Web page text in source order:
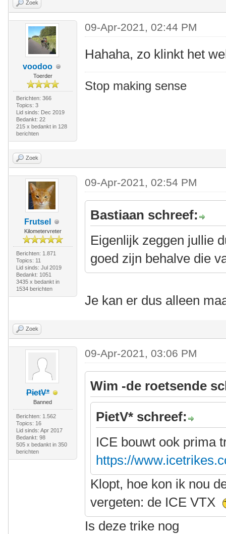
Zoek
voodoo
Toerder
Berichten: 366
Topics: 3
Lid sinds: Dec 2019
Bedankt: 22
215 x bedankt in 128
berichten
09-Apr-2021, 02:44 PM
Hahaha, zo klinkt het
Stop making sense
Zoek
Frutsel
Kilometervreter
Berichten: 1.871
Topics: 11
Lid sinds: Jul 2019
Bedankt: 1051
3435 x bedankt in
1534 berichten
09-Apr-2021, 02:54 PM
Bastiaan schreef:
Eigenlijk zeggen jullie
goed zijn behalve die
Je kan er dus alleen
Zoek
PietV*
Banned
Berichten: 1.562
Topics: 16
Lid sinds: Apr 2017
Bedankt: 98
505 x bedankt in 350
berichten
09-Apr-2021, 03:06 PM
Wim -de roetsende
PietV* schreef:
ICE bouwt ook prima
https://
Klopt, hoe kon ik nou
vergeten: de ICE VTX
Is deze trike nog